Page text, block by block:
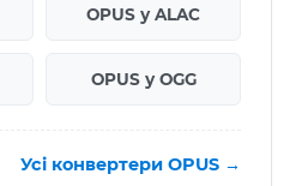
OPUS у ALAC
OPUS у OGG
Усі конвертери OPUS →